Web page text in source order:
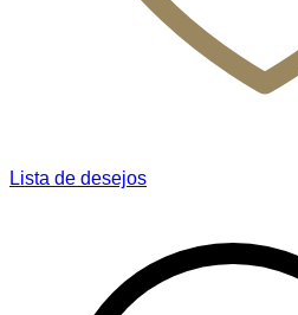
Lista de desejos